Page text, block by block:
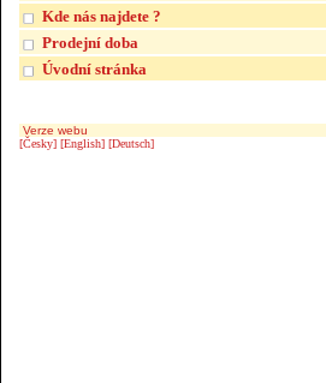
Kde nás najdete ?
Prodejní doba
Úvodní stránka
Verze webu
[Česky] [English] [Deutsch]